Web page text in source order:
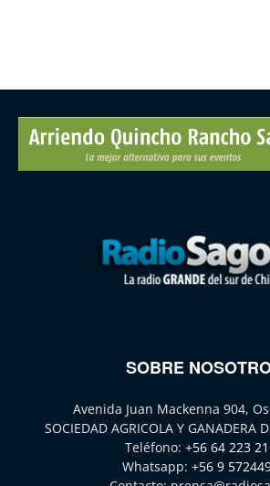
SOBRE
Avenida Juan Mackenna 904,
SOCIEDAD AGRICOLA Y GANADERA
Teléfono: +56 64 223
Whatsapp: +56 9